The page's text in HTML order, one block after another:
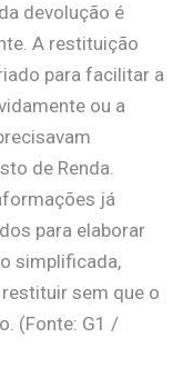
devolução é
A restituição
para facilitar a
ou a
de Renda.
já
para elaborar
simplificada,
sem que o
(Fonte: G1 /